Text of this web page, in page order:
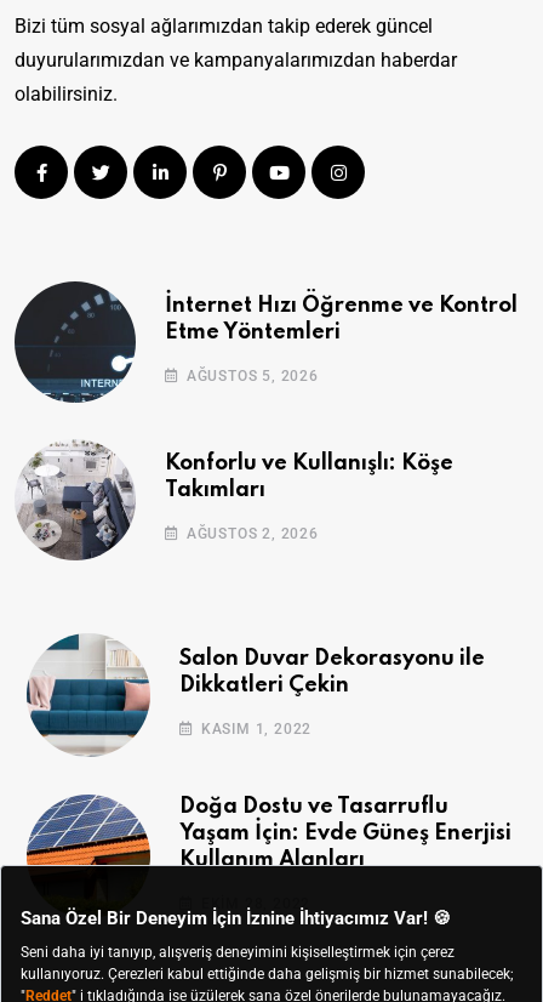
Bizi tüm sosyal ağlarımızdan takip ederek güncel
duyurularımızdan ve kampanyalarımızdan haberdar
olabilirsiniz.
İnternet Hızı Öğrenme ve Kontrol
Etme Yöntemleri
AĞUSTOS 5, 2026
Konforlu ve Kullanışlı: Köşe
Takımları
AĞUSTOS 2, 2026
Salon Duvar Dekorasyonu ile
Dikkatleri Çekin
KASIM 1, 2022
Doğa Dostu ve Tasarruflu
Yaşam İçin: Evde Güneş Enerjisi
Kullanım Alanları
EKIM 28, 2022